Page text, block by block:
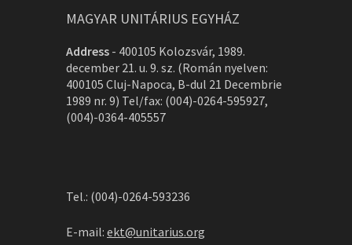
MAGYAR UNITÁRIUS EGYHÁZ
Address - 400105 Kolozsvár, 1989.
december 21. u. 9. sz. (Román nyelven:
400105 Cluj-Napoca, B-dul 21 Decembrie
1989 nr. 9) Tel/fax: (004)-0264-595927,
(004)-0364-405557
Tel.: (004)-0264-593236
E-mail: ekt@unitarius.org